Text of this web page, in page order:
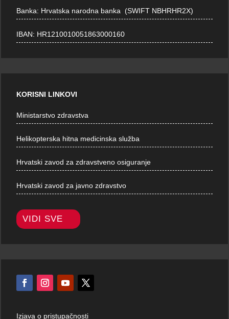
Banka: Hrvatska narodna banka (SWIFT NBHRHR2X)
IBAN: HR1210010051863000160
KORISNI LINKOVI
Ministarstvo zdravstva
Helikopterska hitna medicinska služba
Hrvatski zavod za zdravstveno osiguranje
Hrvatski zavod za javno zdravstvo
VIDI SVE
Izjava o pristupačnosti